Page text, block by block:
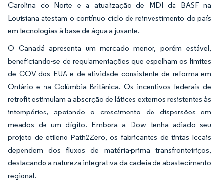
Carolina do Norte e a atualização de MDI da BASF na
Louisiana atestam o contínuo ciclo de reinvestimento do país
em tecnologias à base de água a jusante.
O Canadá apresenta um mercado menor, porém estável,
beneficiando-se de regulamentações que espelham os limites
de COV dos EUA e de atividade consistente de reforma em
Ontário e na Colúmbia Britânica. Os incentivos federais de
retrofit estimulam a absorção de látices externos resistentes às
intempéries, apoiando o crescimento de dispersões em
meados de um dígito. Embora a Dow tenha adiado seu
projeto de etileno Path2Zero, os fabricantes de tintas locais
dependem dos fluxos de matéria-prima transfronteiriços,
destacando a natureza integrativa da cadeia de abastecimento
regional.